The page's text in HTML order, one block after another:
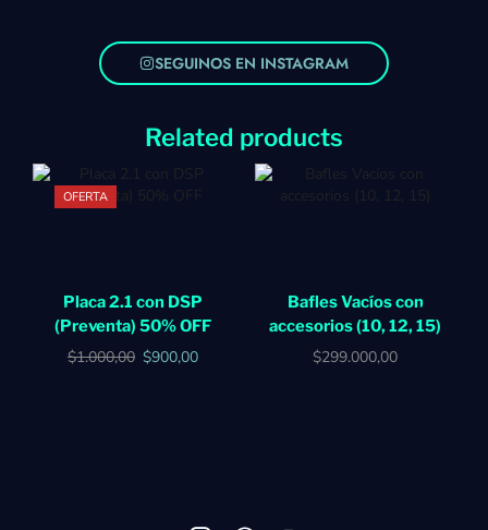
SEGUINOS EN INSTAGRAM
Related products
OFERTA
Placa 2.1 con DSP
(Preventa) 50% OFF
$1.000,00 $900,00
Bafles Vacíos con
accesorios (10, 12, 15)
$299.000,00